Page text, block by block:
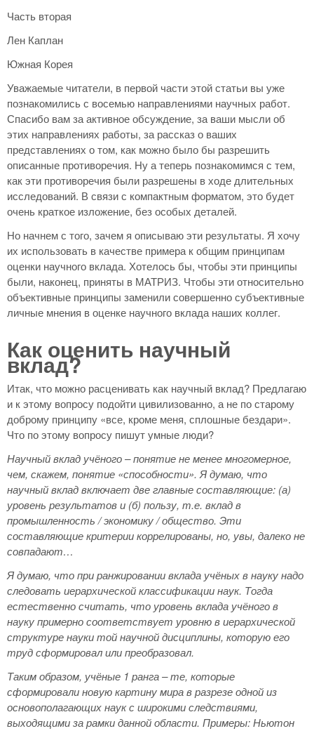
Часть вторая
Лен Каплан
Южная Корея
Уважаемые читатели, в первой части этой статьи вы уже
познакомились с восемью направлениями научных работ.
Спасибо вам за активное обсуждение, за ваши мысли об
этих направлениях работы, за рассказ о ваших
представлениях о том, как можно было бы разрешить
описанные противоречия. Ну а теперь познакомимся с тем,
как эти противоречия были разрешены в ходе длительных
исследований. В связи с компактным форматом, это будет
очень краткое изложение, без особых деталей.
Но начнем с того, зачем я описываю эти результаты. Я хочу
их использовать в качестве примера к общим принципам
оценки научного вклада. Хотелось бы, чтобы эти принципы
были, наконец, приняты в МАТРИЗ. Чтобы эти относительно
объективные принципы заменили совершенно субъективные
личные мнения в оценке научного вклада наших коллег.
Как оценить научный
вклад?
Итак, что можно расценивать как научный вклад? Предлагаю
и к этому вопросу подойти цивилизованно, а не по старому
доброму принципу «все, кроме меня, сплошные бездари».
Что по этому вопросу пишут умные люди?
Научный вклад учёного – понятие не менее многомерное,
чем, скажем, понятие «способности». Я думаю, что
научный вклад включает две главные составляющие: (а)
уровень результатов и (б) пользу, т.е. вклад в
промышленность / экономику / общество. Эти
составляющие критерии коррелированы, но, увы, далеко не
совпадают…
Я думаю, что при ранжировании вклада учёных в науку надо
следовать иерархической классификации наук. Тогда
естественно считать, что уровень вклада учёного в
науку примерно соответствует уровню в иерархической
структуре науки той научной дисциплины, которую его
труд сформировал или преобразовал.
Таким образом, учёные 1 ранга – те, которые
сформировали новую картину мира в разрезе одной из
основополагающих наук с широкими следствиями,
выходящими за рамки данной области. Примеры: Ньютон